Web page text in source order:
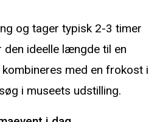
og tager typisk 2-3 timer
den ideelle længde til en
med en frokost i
i museets udstilling.